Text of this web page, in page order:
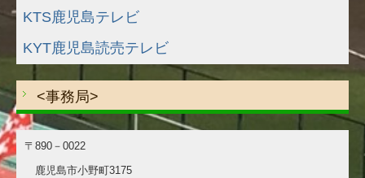
KTS鹿児島テレビ
KYT鹿児島読売テレビ
<事務局>
〒890－0022
鹿児島市小野町3175